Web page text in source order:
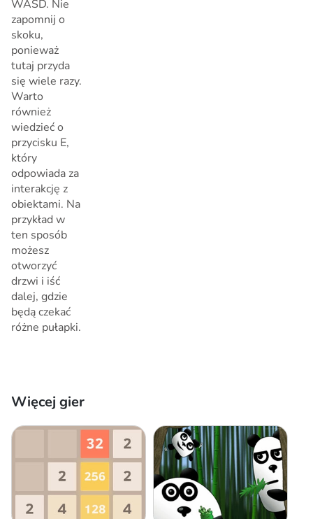
WASD. Nie
zapomnij o
skoku,
ponieważ
tutaj przyda
się wiele razy.
Warto
również
wiedzieć o
przycisku E,
który
odpowiada za
interakcję z
obiektami. Na
przykład w
ten sposób
możesz
otworzyć
drzwi i iść
dalej, gdzie
będą czekać
różne pułapki.
Więcej gier